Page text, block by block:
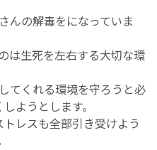
んの解毒をになっていま
は生死を左右する大切な環
てくれる環境を守ろうと必
ようとします。
レスも全部引き受けよう